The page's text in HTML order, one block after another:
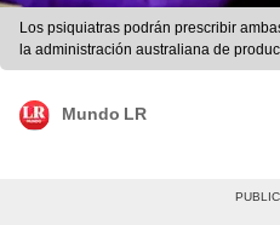
Los psiquiatras podrán prescribir
la administración australiana de
LR/Ámbito
Mundo LR